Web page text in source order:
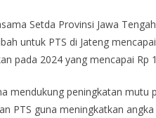
Setda Provinsi Jawa
untuk PTS di Jateng
pada 2024 yang mencapai Rp
mendukung peningkatan mutu
PTS guna meningkatkan